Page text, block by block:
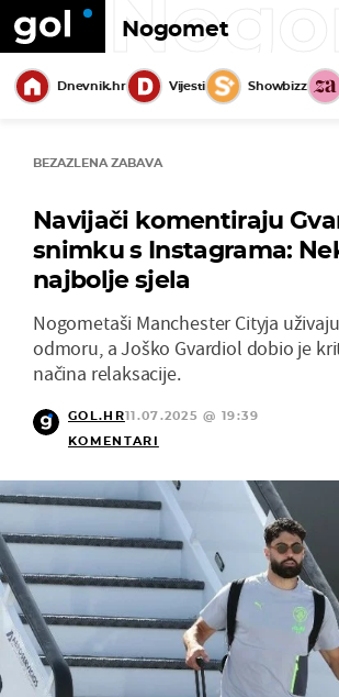
Nogomet
Dnevnik.hr Vijesti Showbizz
BEZAZLENA ZABAVA
Navijači komentiraju
snimku s Instagrama:
najbolje sjela
Nogometaši Manchester Cityja
odmoru, a Joško Gvardiol dobio je
načina relaksacije.
GOL.HR11.07.2025 @ 19:39
KOMENTARI